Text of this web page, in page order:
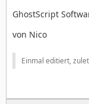
GhostScript
von Nico
Einmal editiert,